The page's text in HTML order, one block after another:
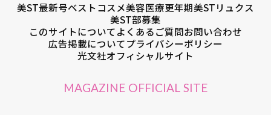
美ST最新号ベストコスメ美容医療更年期美STリュクス
美ST部募集
このサイトについてよくあるご質問お問い合わせ
広告掲載についてプライバシーポリシー
光文社オフィシャルサイト
MAGAZINE OFFICIAL SITE